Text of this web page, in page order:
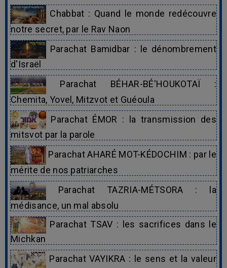
Chabbat : Quand le monde redécouvre
notre secret, par le Rav Naon
Parachat Bamidbar : le dénombrement
d'Israël
Parachat BÉHAR-BÉ'HOUKOTAÏ :
Chemita, Yovel, Mitzvot et Guéoula
Parachat ÉMOR : la transmission des
mitsvot par la parole
Parachat AHARÉ MOT-KÉDOCHIM : par le
mérite de nos patriarches
Parachat TAZRIA-MÉTSORA : la
médisance, un mal absolu
Parachat TSAV : les sacrifices dans le
Michkan
Parachat VAYIKRA : le sens et la valeur